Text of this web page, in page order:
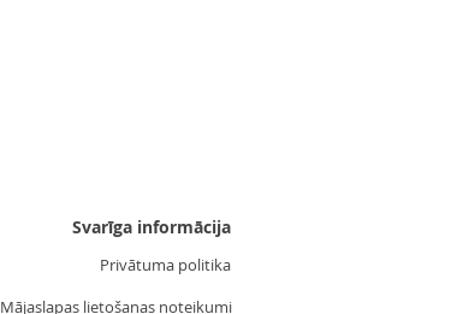
Svarīga informācija
Privātuma politika
Mājaslapas lietošanas noteikumi